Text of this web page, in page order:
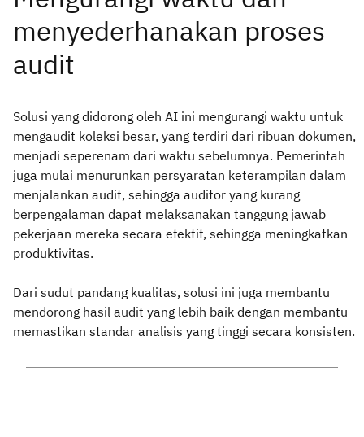
Solusi yang didorong oleh AI ini mengurangi waktu untuk
mengaudit koleksi besar, yang terdiri dari ribuan dokumen,
menjadi seperenam dari waktu sebelumnya. Pemerintah
juga mulai menurunkan persyaratan keterampilan dalam
menjalankan audit, sehingga auditor yang kurang
berpengalaman dapat melaksanakan tanggung jawab
pekerjaan mereka secara efektif, sehingga meningkatkan
produktivitas.
Dari sudut pandang kualitas, solusi ini juga membantu
mendorong hasil audit yang lebih baik dengan membantu
memastikan standar analisis yang tinggi secara konsisten.